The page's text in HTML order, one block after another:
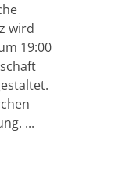
wird
19:00
...